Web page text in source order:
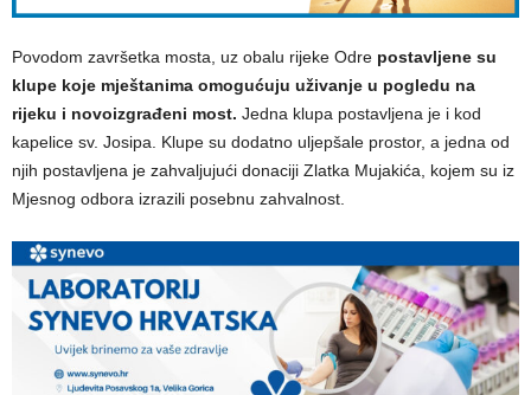
Povodom završetka mosta, uz obalu rijeke Odre postavljene su
klupe koje mještanima omogućuju uživanje u pogledu na
rijeku i novoizgrađeni most. Jedna klupa postavljena je i kod
kapelice sv. Josipa. Klupe su dodatno uljepšale prostor, a jedna od
njih postavljena je zahvaljujući donaciji Zlatka Mujakića, kojem su iz
Mjesnog odbora izrazili posebnu zahvalnost.